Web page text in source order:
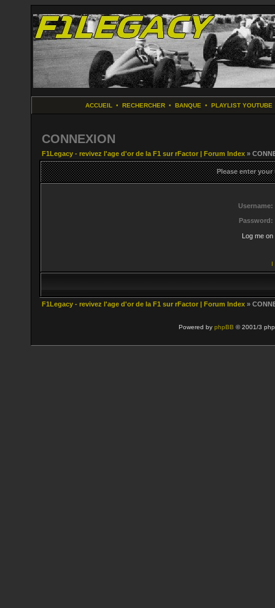
ACCUEIL • RECHERCHER• BANQUE • PLAYLIST YOUTUBE
CONNEXION
F1Legacy - revivez l'age d'or de la F1 sur rFactor | Forum Index »
Please enter
Username:
Password:
Log me
I
F1Legacy - revivez l'age d'or de la F1 sur rFactor | Forum Index »
Powered by phpBB © 2001/3